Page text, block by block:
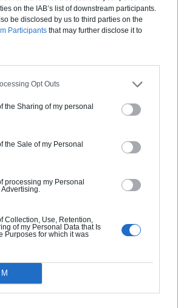
on the IAB’s list of downstream participants.
be disclosed by us to third parties on the
Participants that may further disclose it to
Opt Outs
the Sharing of my personal
the Sale of my Personal
processing my Personal
Collection, Use, Retention,
of my Personal Data that Is
Purposes for which it was
une
luxe sous
où vous dormirez dans les
de l’océan. Seahorse, un
de construction de
luxe à Dubaï. Des maisons
! Ces villas seront
niveaux : un pont à
de-chaussée» au
la mer, et un dernier et ultime
sous-marin[…]